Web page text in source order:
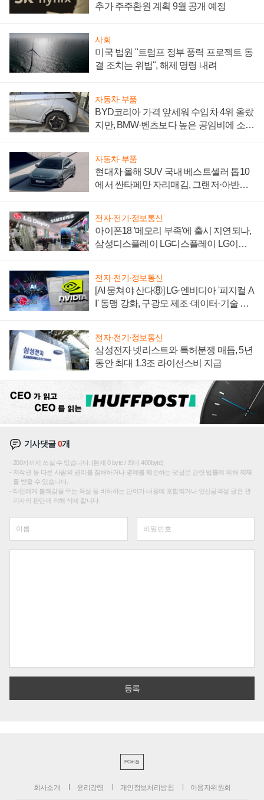
추가 주주환원 계획 9월 공개 예정
사회
미국 법원 "트럼프 정부 풍력 프로젝트 동
결 조치는 위법", 해제 명령 내려
자동차·부품
BYD코리아 가격 앞세워 수입차 4위 올랐
지만, BMW·벤츠보다 높은 공임비에 소비
자동차·부품
현대차 올해 SUV 국내 베스트셀러 톱10
에서 싼타페만 자리매김, 그랜저·아반떼
전자·전기·정보통신
아이폰18 '메모리 부족'에 출시 지연되나,
삼성디스플레이 LG디스플레이 LG이노
전자·전기·정보통신
[AI 뭉쳐야 산다⑧] LG·엔비디아 '피지컬 A
I' 동맹 강화, 구광모 제조·데이터·기술 결
전자·전기·정보통신
삼성전자 넷리스트와 특허분쟁 매듭, 5년
동안 최대 1.3조 라이선스비 지급
기사댓글0개
200자까지 쓰실 수 있습니다. (현재 0 byte / 최대 400byte)
저작권 등 다른 사람의 권리를 침해하거나 명예를 훼손하는 댓글은 관련 법률에 의해 제재
를 받을 수 있습니다.
타인에게 불쾌감을 주는 욕설 등 비하하는 단어가 내용에 포함되거나 인신공격성 글은 관
리자의 판단에 의해 삭제 합니다.
PC버전
회사소개 윤리강령 개인정보처리방침 이용자위원회